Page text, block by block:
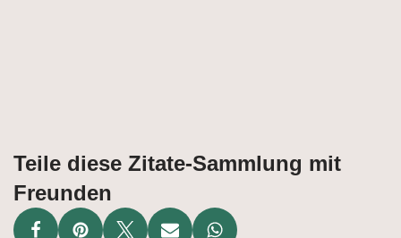
Teile diese Zitate-Sammlung mit
Freunden